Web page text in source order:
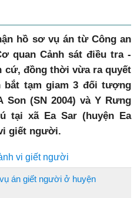
hồ sơ vụ án từ Công an
quan Cảnh sát điều tra -
cứ, đồng thời vừa ra quyết
tạm giam 3 đối tượng
Son (SN 2004) và Y Rưng
tại xã Ea Sar (huyện Ea
giết người.
vi giết người
án giết người ở huyện